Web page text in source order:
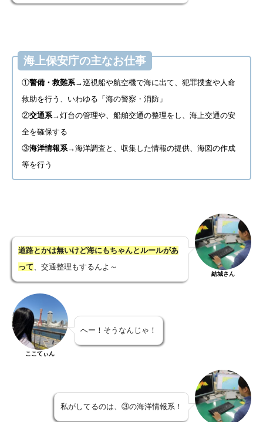
海上保安庁の主なお仕事
①警備・救難系→巡視船や航空機で海に出て、犯罪捜査や人命
救助を行う、いわゆる「海の警察・消防」
②交通系→灯台の管理や、船舶交通の整理をし、海上交通の安
全を確保する
③海洋情報系→海洋調査と、収集した情報の提供、海図の作成
等を行う
道路とかは無いけど海にもちゃんとルールがあ
って 、交通整理もするんよ～
結城さん
ここてぃん
へー！そうなんじゃ！
私がしてるのは、③の海洋情報系！